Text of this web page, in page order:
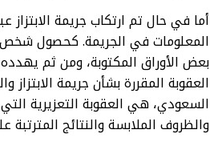
أما في حال تم ارتكاب جريمة الابتزاز
المعلومات في الجريمة. كحصول
بعض الأوراق المكتوبة، ومن ثم
العقوبة المقررة بشأن جريمة الابتزاز
السعودي، هي العقوبة التعزيرية
والظروف الملابسة والنتائج المترتبة